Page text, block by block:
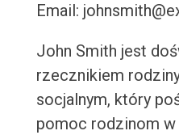
Email:
John Smith jest
rzecznikiem
socjalnym, który
pomoc rodzinom w